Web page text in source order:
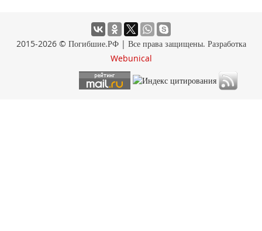
2015-2026 © Погибшие.РФ | Все права защищены. Разработка
Webunical